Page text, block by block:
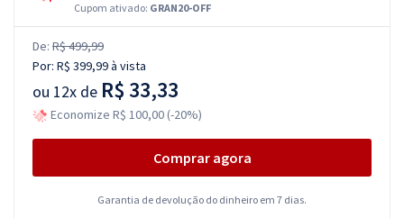
Cupom ativado: GRAN20-OFF
De: R$ 499,99
Por: R$ 399,99à vista
ou 12x de R$ 33,33
Economize R$ 100,00 (-20%)
Comprar agora
Garantia de devolução do dinheiro em 7 dias.